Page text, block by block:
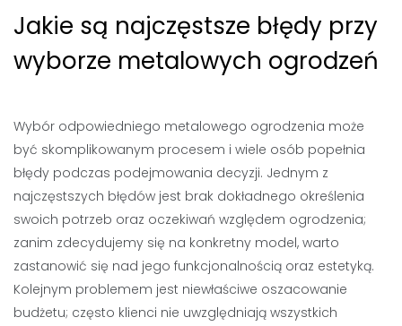
Jakie są najczęstsze błędy przy
wyborze metalowych ogrodzeń
Wybór odpowiedniego metalowego ogrodzenia może
być skomplikowanym procesem i wiele osób popełnia
błędy podczas podejmowania decyzji. Jednym z
najczęstszych błędów jest brak dokładnego określenia
swoich potrzeb oraz oczekiwań względem ogrodzenia;
zanim zdecydujemy się na konkretny model, warto
zastanowić się nad jego funkcjonalnością oraz estetyką.
Kolejnym problemem jest niewłaściwe oszacowanie
budżetu; często klienci nie uwzględniają wszystkich